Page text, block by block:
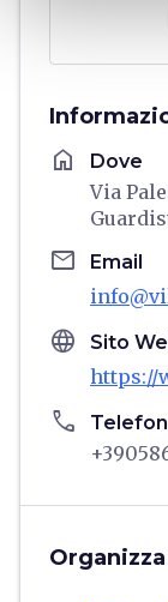
home Dove
Via
email Email
language Sito
https://
phone
Organizza